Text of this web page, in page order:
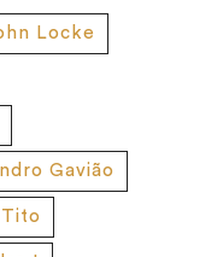
Locke
Gavião